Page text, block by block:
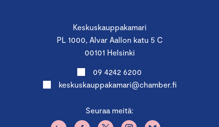
Keskuskauppakamari
PL 1000, Alvar Aallon katu 5 C
00101 Helsinki
09 4242 6200
keskuskauppakamari@chamber.fi
Seuraa meitä: